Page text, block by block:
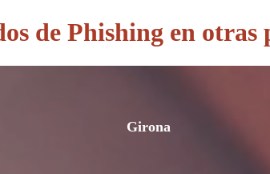
de Phishing en otras
Girona